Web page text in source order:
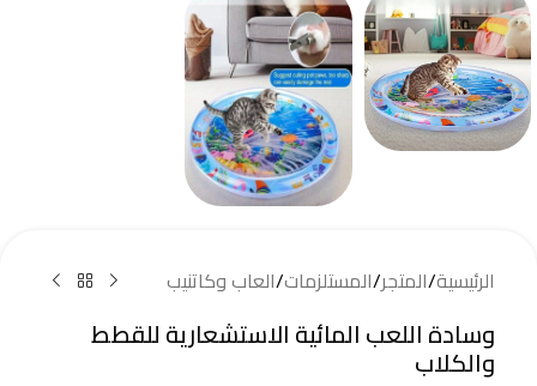
الرئيسية/المتجر/المستلزمات/العاب وكاتنيب
وسادة اللعب المائية الاستشعارية للقطط
والكلاب